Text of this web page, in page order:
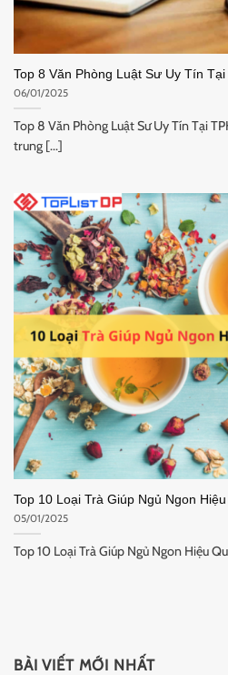
Top 8 Văn Phòng Luật Sư Uy Tín
06/01/2025
Top 8 Văn Phòng Luật Sư Uy Tín Tại
trung [...]
Top 10 Loại Trà Giúp Ngủ Ngon
05/01/2025
Top 10 Loại Trà Giúp Ngủ Ngon Hiệu
BÀI VIẾT MỚI NHẤT